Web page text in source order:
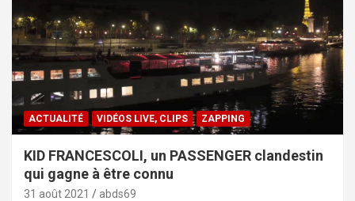
ACTUALITÉ VIDÉOS LIVE, CLIPS ZAPPING
KID FRANCESCOLI, un PASSENGER clandestin
qui gagne à être connu
31 août 2021 abds69